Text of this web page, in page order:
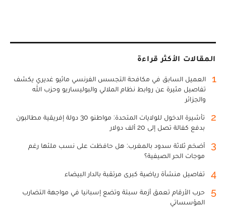
المقالات الأكثر قراءة
1
العميل السابق في مكافحة التجسس الفرنسي ماثيو غديري يكشف
تفاصيل مثيرة عن روابط نظام الملالي والبوليساريو وحزب الله
والجزائر
2
تأشيرة الدخول للولايات المتحدة: مواطنو 30 دولة إفريقية مطالبون
بدفع كفالة تصل إلى 20 ألف دولار
3
أضخم ثلاثة سدود بالمغرب: هل حافظت على نسب ملئها رغم
موجات الحر الصيفية؟
4 تفاصيل منشأة رياضية كبرى مرتقبة بالدار البيضاء
5
حرب الأرقام تعمق أزمة سبتة وتضع إسبانيا في مواجهة التضارب
المؤسساتي